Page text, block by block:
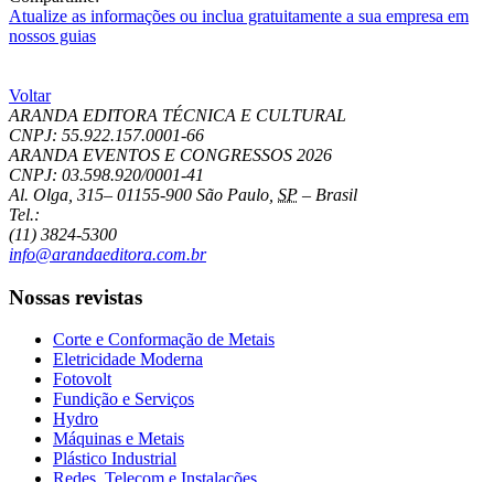
Atualize as informações ou inclua gratuitamente a sua empresa em
nossos guias
Voltar
ARANDA EDITORA TÉCNICA E CULTURAL
CNPJ: 55.922.157.0001-66
ARANDA EVENTOS E CONGRESSOS 2026
CNPJ: 03.598.920/0001-41
Al. Olga, 315– 01155-900 São Paulo SP – Brasil
Tel.:
(11) 3824-5300
info@arandaeditora.com.br
Nossas revistas
Corte e Conformação de Metais
Eletricidade Moderna
Fotovolt
Fundição e Serviços
Hydro
Máquinas e Metais
Plástico Industrial